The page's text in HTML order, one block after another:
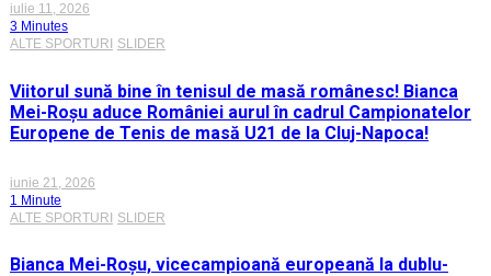
iulie 11, 2026
3 Minutes
ALTE SPORTURI
SLIDER
Viitorul sună bine în tenisul de masă românesc! Bianca
Mei-Roșu aduce României aurul în cadrul Campionatelor
Europene de Tenis de masă U21 de la Cluj-Napoca!
iunie 21, 2026
1 Minute
ALTE SPORTURI SLIDER
Bianca Mei-Roșu, vicecampioană europeană la dublu-